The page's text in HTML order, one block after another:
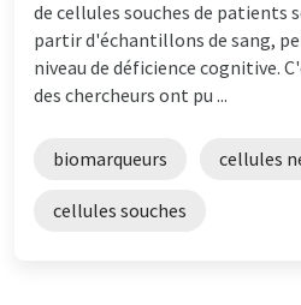
de cellules souches de patients
partir d'échantillons de sang,
niveau de déficience cognitive.
des chercheurs ont pu ...
biomarqueurs cellules
cellules souches